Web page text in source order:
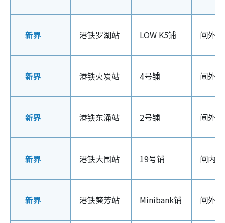
新界 港铁罗湖站 LOW K5铺 闸外
新界 港铁火炭站 4号铺 闸外
新界 港铁东涌站 2号铺 闸外
新界 港铁大围站 19号铺 闸内
新界 港铁葵芳站 Minibank铺 闸外